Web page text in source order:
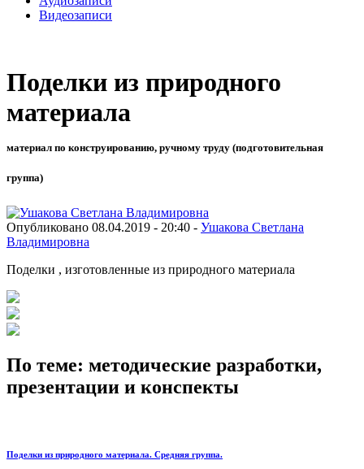
Видеозаписи
Поделки из природного
материала
материал по конструированию, ручному труду (подготовительная
группа)
Опубликовано 08.04.2019 - 20:40 - Ушакова Светлана
Владимировна
Поделки , изготовленные из природного материала
По теме: методические разработки,
презентации и конспекты
Поделки из природного материала. Средняя группа.